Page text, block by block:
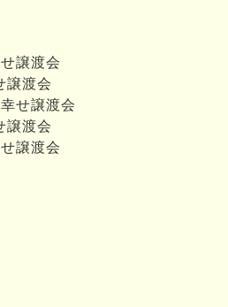
譲渡会
譲渡会
せ譲渡会
譲渡会
譲渡会